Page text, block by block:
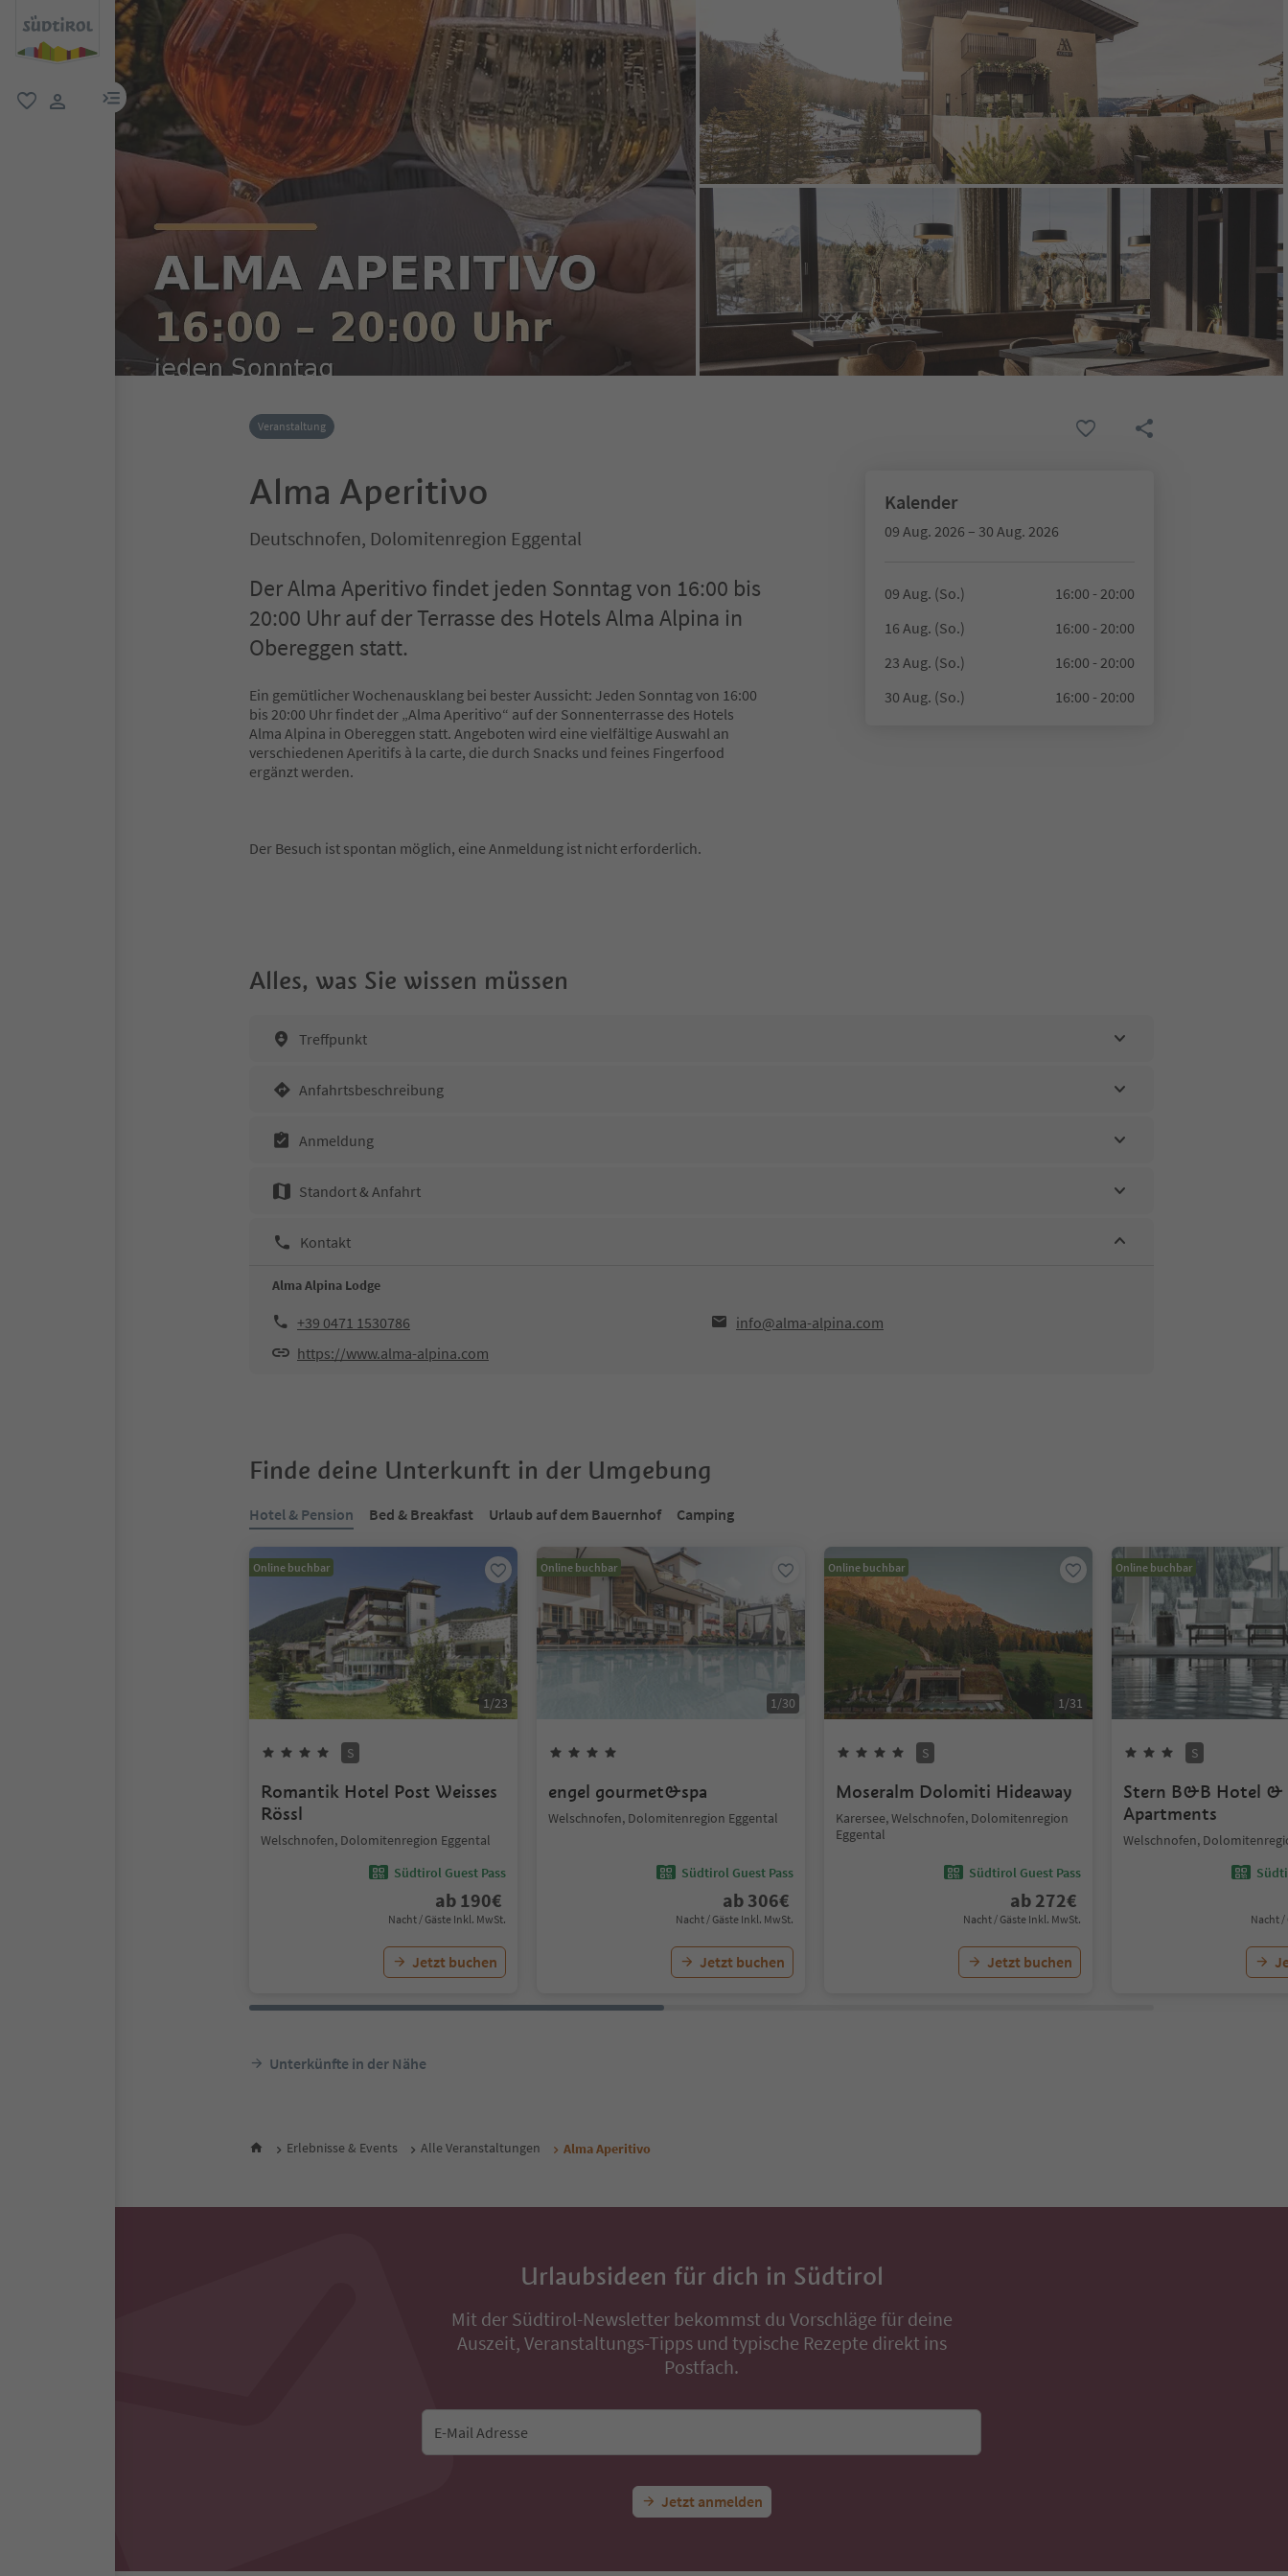
menu link
Veranstaltung
Alma Aperitivo
Deutschnofen, Dolomitenregion Eggental
Der Alma Aperitivo findet jeden Sonntag von 16:00 bis
20:00 Uhr auf der Terrasse des Hotels Alma Alpina in
Obereggen statt.
Ein gemütlicher Wochenausklang bei bester Aussicht: Jeden Sonntag von 16:00
bis 20:00 Uhr findet der „Alma Aperitivo“ auf der Sonnenterrasse des Hotels
Alma Alpina in Obereggen statt. Angeboten wird eine vielfältige Auswahl an
verschiedenen Aperitifs à la carte, die durch Snacks und feines Fingerfood
ergänzt werden.
Der Besuch ist spontan möglich, eine Anmeldung ist nicht erforderlich.
Kalender
09 Aug. 2026 – 30 Aug. 2026
09 Aug. (So.)
16:00 - 20:00
16 Aug. (So.)
16:00 - 20:00
23 Aug. (So.)
16:00 - 20:00
30 Aug. (So.)
16:00 - 20:00
Alles, was Sie wissen müssen
Treffpunkt
Anfahrtsbeschreibung
Anmeldung
Standort & Anfahrt
Kontakt
Alma Alpina Lodge
+39 0471 1530786
info@alma-alpina.com
https://www.alma-alpina.com
Finde deine Unterkunft in der Umgebung
Hotel & Pension Bed & Breakfast Urlaub auf dem Bauernhof Camping
Online buchbar
1/23
S
Romantik Hotel Post Weisses
Rössl
Welschnofen, Dolomitenregion Eggental
Südtirol Guest Pass
ab 190€
Nacht / Gäste Inkl. MwSt.
Jetzt buchen
Online buchbar
1/30
engel gourmet&spa
Welschnofen, Dolomitenregion Eggental
Südtirol Guest Pass
ab 306€
Nacht / Gäste Inkl. MwSt.
Jetzt buchen
Online buchbar
1/31
S
Moseralm Dolomiti Hideaway
Karersee, Welschnofen, Dolomitenregion
Eggental
Südtirol Guest Pass
ab 272€
Nacht / Gäste Inkl. MwSt.
Jetzt buchen
Online buchbar
S
Stern B&B Hotel &
Apartments
Welschnofen,
Nacht /
Unterkünfte in der Nähe
Erlebnisse & Events Alle Veranstaltungen Alma Aperitivo
Urlaubsideen für dich in Südtirol
Mit der Südtirol-Newsletter bekommst du Vorschläge für deine
Auszeit, Veranstaltungs-Tipps und typische Rezepte direkt ins
Postfach.
E-Mail Adresse
Jetzt anmelden